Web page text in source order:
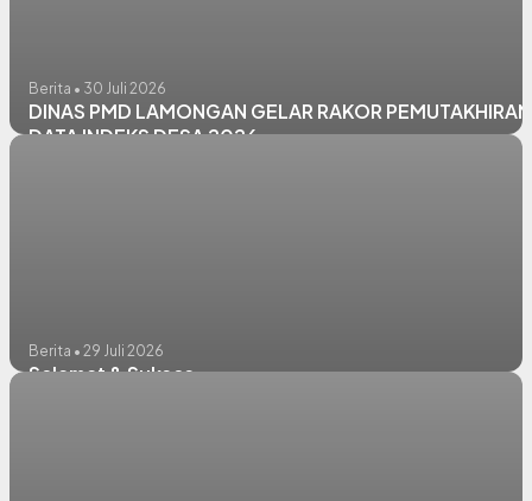
Berita • 30 Juli 2026
DINAS PMD LAMONGAN GELAR RAKOR PEMUTAKHIRAN
DATA INDEKS DESA 2026
Berita • 29 Juli 2026
Selamat & Sukses